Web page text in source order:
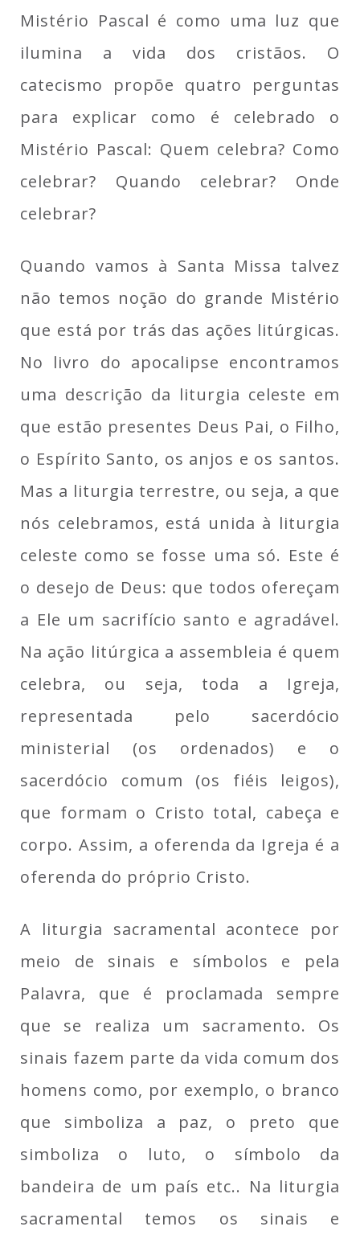
Mistério Pascal é como uma luz que
ilumina a vida dos cristãos. O
catecismo propõe quatro perguntas
para explicar como é celebrado o
Mistério Pascal: Quem celebra? Como
celebrar? Quando celebrar? Onde
celebrar?
Quando vamos à Santa Missa talvez
não temos noção do grande Mistério
que está por trás das ações litúrgicas.
No livro do apocalipse encontramos
uma descrição da liturgia celeste em
que estão presentes Deus Pai, o Filho,
o Espírito Santo, os anjos e os santos.
Mas a liturgia terrestre, ou seja, a que
nós celebramos, está unida à liturgia
celeste como se fosse uma só. Este é
o desejo de Deus: que todos ofereçam
a Ele um sacrifício santo e agradável.
Na ação litúrgica a assembleia é quem
celebra, ou seja, toda a Igreja,
representada pelo sacerdócio
ministerial (os ordenados) e o
sacerdócio comum (os fiéis leigos),
que formam o Cristo total, cabeça e
corpo. Assim, a oferenda da Igreja é a
oferenda do próprio Cristo.
A liturgia sacramental acontece por
meio de sinais e símbolos e pela
Palavra, que é proclamada sempre
que se realiza um sacramento. Os
sinais fazem parte da vida comum dos
homens como, por exemplo, o branco
que simboliza a paz, o preto que
simboliza o luto, o símbolo da
bandeira de um país etc.. Na liturgia
sacramental temos os sinais e